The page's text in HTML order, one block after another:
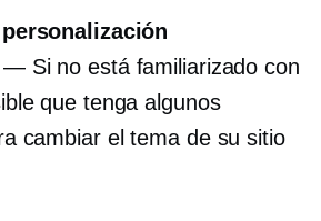
Si no está familiarizado con
que tenga algunos
cambiar el tema de su sitio